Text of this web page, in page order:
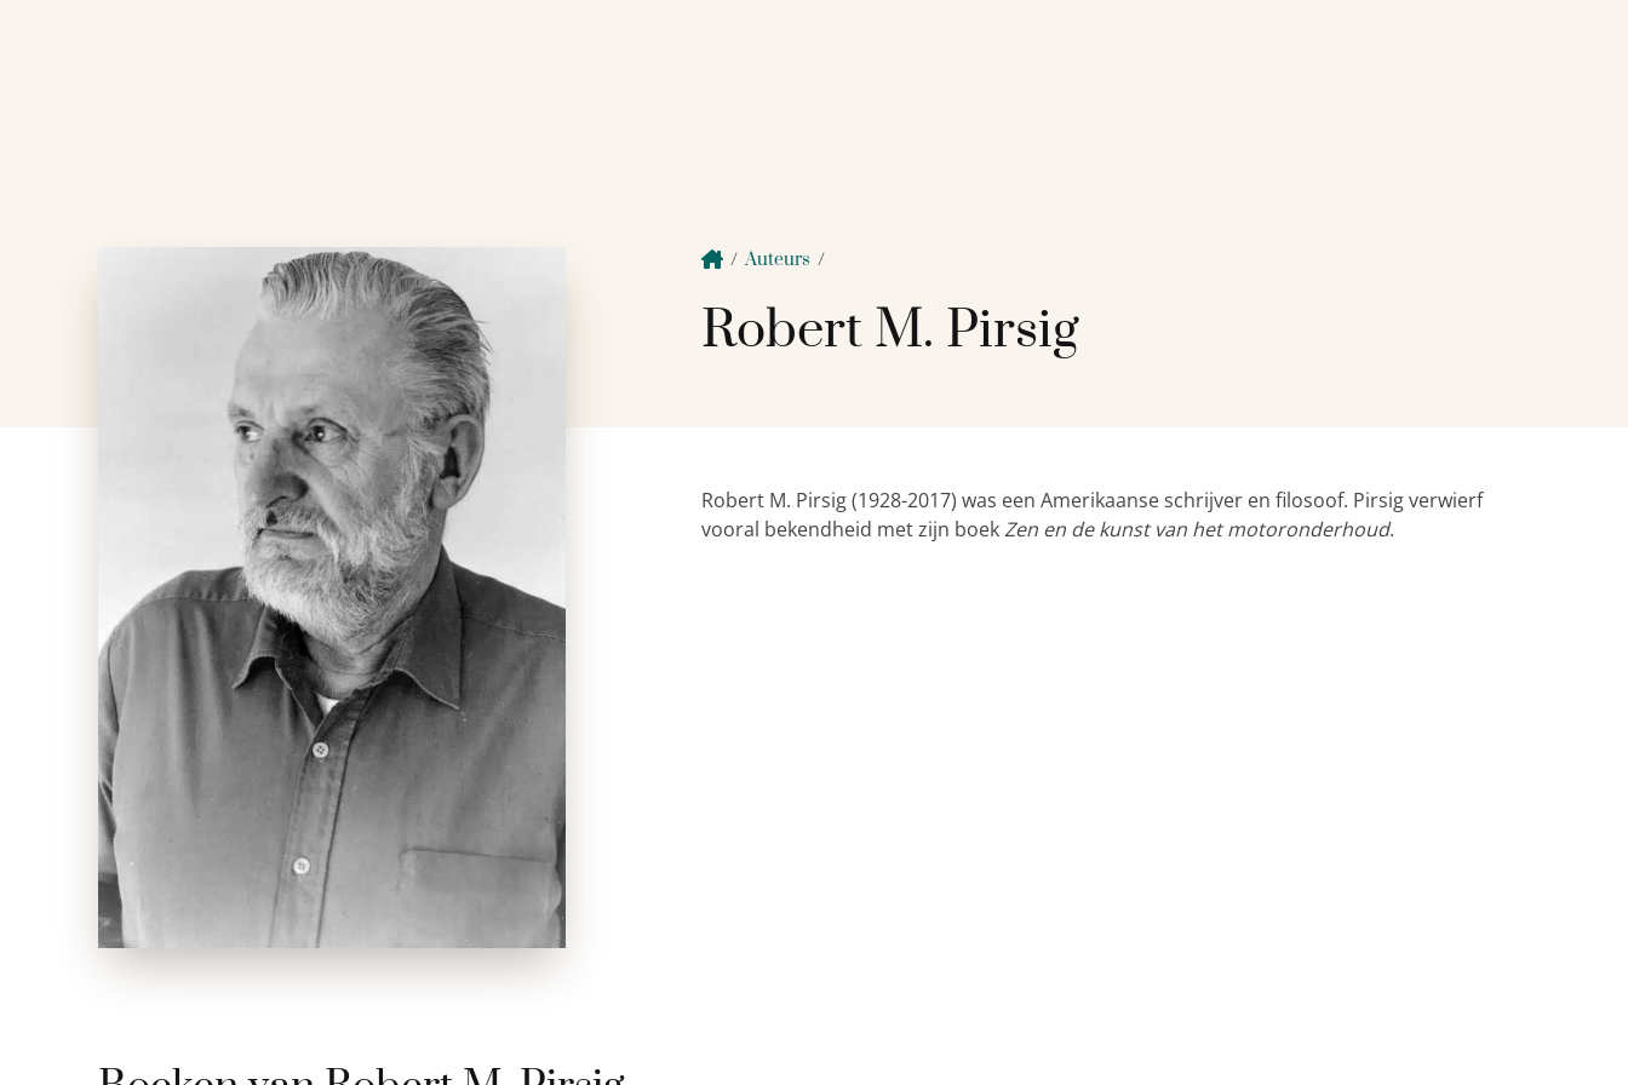
/Auteurs /
Robert M. Pirsig
Robert M. Pirsig (1928-2017) was een Amerikaanse schrijver en filosoof. Pirsig verwierf
vooral bekendheid met zijn boekZen en de kunst van het motoronderhoud.